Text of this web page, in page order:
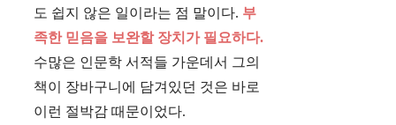
도 쉽지 않은 일이라는 점 말이다. 부
족한 믿음을 보완할 장치가 필요하다.
수많은 인문학 서적들 가운데서 그의
책이 장바구니에 담겨있던 것은 바로
이런 절박감 때문이었다.